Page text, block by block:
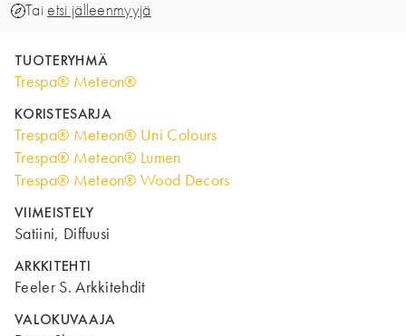
Taietsi jälleenmyyjä
TUOTERYHMÄ
Trespa® Meteon®
KORISTESARJA
Trespa® Meteon® Uni Colours
Trespa® Meteon® Lumen
Trespa® Meteon® Wood Decors
VIIMEISTELY
Satiini, Diffuusi
ARKKITEHTI
Feeler S. Arkkitehdit
VALOKUVAAJA